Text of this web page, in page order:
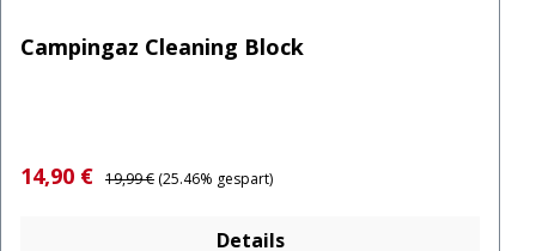
Campingaz Cleaning Block
Verkaufspreis:
14,90 € Regulärer Preis:
19,99 € (25.46% gespart)
Details